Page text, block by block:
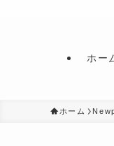
ホー
ホーム